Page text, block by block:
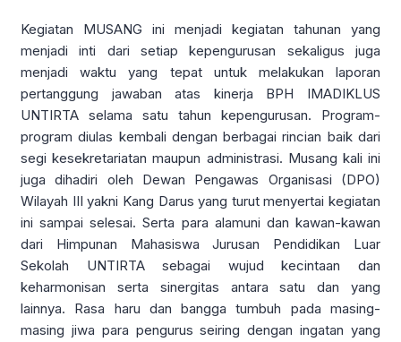
Kegiatan MUSANG ini menjadi kegiatan tahunan yang
menjadi inti dari setiap kepengurusan sekaligus juga
menjadi waktu yang tepat untuk melakukan laporan
pertanggung jawaban atas kinerja BPH IMADIKLUS
UNTIRTA selama satu tahun kepengurusan. Program-
program diulas kembali dengan berbagai rincian baik dari
segi kesekretariatan maupun administrasi. Musang kali ini
juga dihadiri oleh Dewan Pengawas Organisasi (DPO)
Wilayah III yakni Kang Darus yang turut menyertai kegiatan
ini sampai selesai. Serta para alamuni dan kawan-kawan
dari Himpunan Mahasiswa Jurusan Pendidikan Luar
Sekolah UNTIRTA sebagai wujud kecintaan dan
keharmonisan serta sinergitas antara satu dan yang
lainnya. Rasa haru dan bangga tumbuh pada masing-
masing jiwa para pengurus seiring dengan ingatan yang